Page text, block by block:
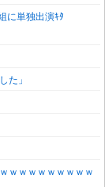
に単独出演ｷﾀ
た」
ｗｗｗｗｗｗｗｗｗ